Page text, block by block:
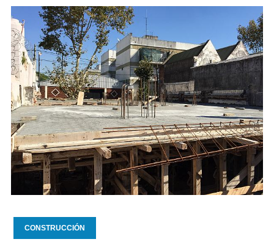
CONSTRUCCIÓN